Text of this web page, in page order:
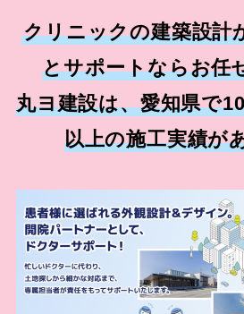
クリニックの建築設計
とサポートならお任
丸ヨ建設は、愛知県で
以上の施工実績が